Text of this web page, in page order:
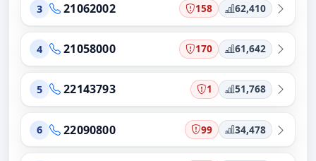
3 21062002 158 62,410
4 21058000 170 61,642
5 22143793 1 51,768
6 22090800 99 34,478